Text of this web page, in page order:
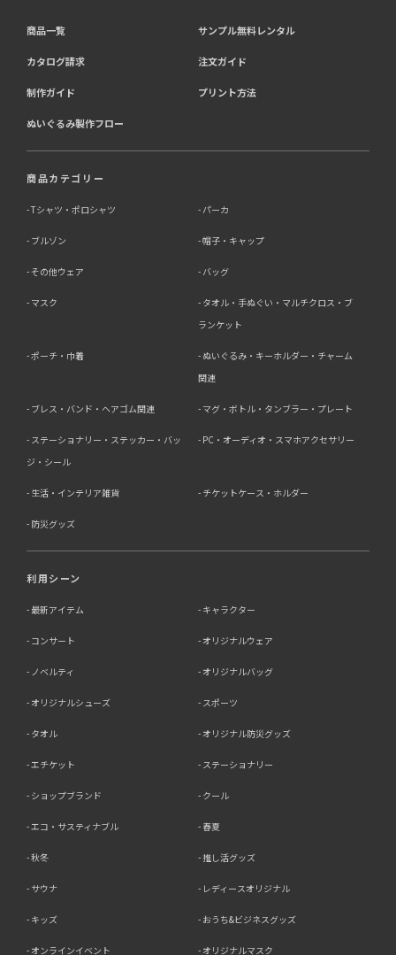
商品一覧 サンプル無料レンタル
カタログ請求 注文ガイド
制作ガイド プリント方法
ぬいぐるみ製作フロー
商品カテゴリー
Tシャツ・ポロシャツ パーカ
ブルゾン 帽子・キャップ
その他ウェア バッグ
マスク
タオル・手ぬぐい・マルチクロス・ブ
ランケット
ポーチ・巾着
ぬいぐるみ・キーホルダー・チャーム
関連
ブレス・バンド・ヘアゴム関連 マグ・ボトル・タンブラー・プレート
ステーショナリー・ステッカー・バッ
ジ・シール
PC・オーディオ・スマホアクセサリー
生活・インテリア雑貨 チケットケース・ホルダー
防災グッズ
利用シーン
最新アイテム キャラクター
コンサート オリジナルウェア
ノベルティ オリジナルバッグ
オリジナルシューズ スポーツ
タオル オリジナル防災グッズ
エチケット ステーショナリー
ショップブランド クール
エコ・サスティナブル 春夏
秋冬 推し活グッズ
サウナ レディースオリジナル
キッズ おうち&ビジネスグッズ
オンラインイベント オリジナルマスク